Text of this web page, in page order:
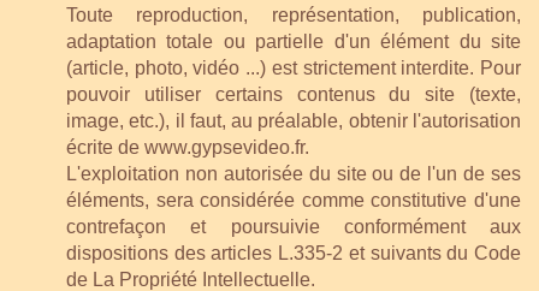
Toute reproduction, représentation, publication,
adaptation totale ou partielle d'un élément du site
(article, photo, vidéo ...) est strictement interdite. Pour
pouvoir utiliser certains contenus du site (texte,
image, etc.), il faut, au préalable, obtenir l'autorisation
écrite de www.gypsevideo.fr.
L'exploitation non autorisée du site ou de l'un de ses
éléments, sera considérée comme constitutive d'une
contrefaçon et poursuivie conformément aux
dispositions des articles L.335-2 et suivants du Code
de La Propriété Intellectuelle.